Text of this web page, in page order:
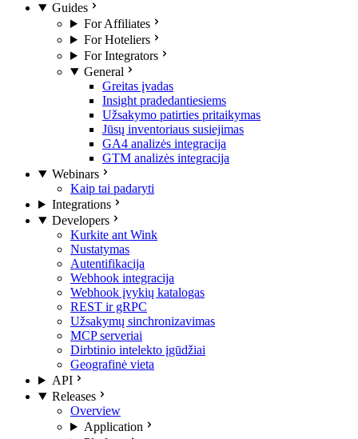
Guides
For Affiliates
For Hoteliers
For Integrators
General
Greitas įvadas
Insight pradedantiesiems
Užsakymo patirties pritaikymas
Jūsų inventoriaus susiejimas
GA4 analizės integracija
GTM analizės integracija
Webinars
Kaip tai padaryti
Integrations
Developers
Kurkite ant Wink
Nustatymas
Autentifikacija
Webhook integracija
Webhook įvykių katalogas
REST ir gRPC
Užsakymų sinchronizavimas
MCP serveriai
Dirbtinio intelekto įgūdžiai
Geografinė vieta
API
Releases
Overview
Application